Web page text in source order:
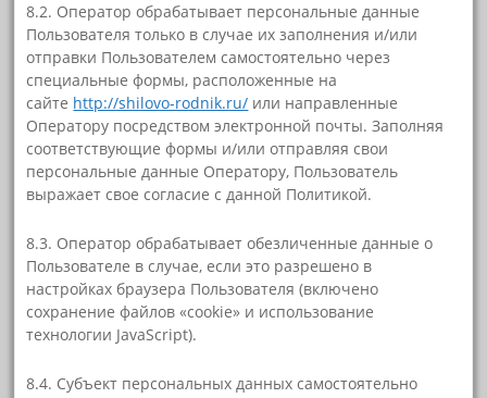
8.2. Оператор обрабатывает персональные данные
Пользователя только в случае их заполнения и/или
отправки Пользователем самостоятельно через
специальные формы, расположенные на
сайте http://shilovo-rodnik.ru/ или направленные
Оператору посредством электронной почты. Заполняя
соответствующие формы и/или отправляя свои
персональные данные Оператору, Пользователь
выражает свое согласие с данной Политикой.
8.3. Оператор обрабатывает обезличенные данные о
Пользователе в случае, если это разрешено в
настройках браузера Пользователя (включено
сохранение файлов «cookie» и использование
технологии JavaScript).
8.4. Субъект персональных данных самостоятельно